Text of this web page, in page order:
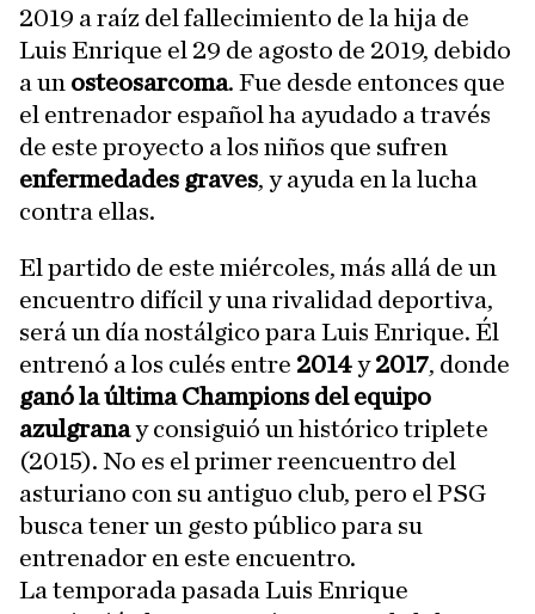
2019 a raíz del fallecimiento de la hija de
Luis Enrique el 29 de agosto de 2019, debido
a un osteosarcoma. Fue desde entonces que
el entrenador español ha ayudado a través
de este proyecto a los niños que sufren
enfermedades graves, y ayuda en la lucha
contra ellas.
El partido de este miércoles, más allá de un
encuentro difícil y una rivalidad deportiva,
será un día nostálgico para Luis Enrique. Él
entrenó a los culés entre 2014y2017, donde
ganó la última Champions del equipo
azulgranay consiguió un histórico triplete
(2015). No es el primer reencuentro del
asturiano con su antiguo club, pero el PSG
busca tener un gesto público para su
entrenador en este encuentro.
La temporada pasada Luis Enrique